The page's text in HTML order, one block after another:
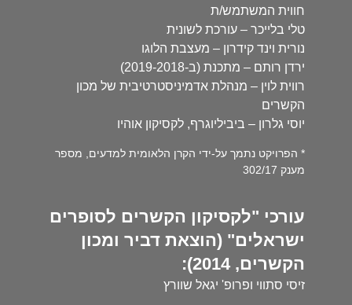
חווית המשתמש/ת
טלי בלייכר – עורכת לשונית
נורית וינד קידרון – מעצבת הלוגו
ירדן רותם – מתכנת (ב-2019-2018)
רווית לוין – מנהלת אדמיניסטרטיבית של מכון
הקשרים
יוסי גלרון – ביביליוגרף, לקסיקון אוהיו
* הפרויקט נתמך על-ידי הקרן הלאומית למדעים, מספר
מענק 302/17
עורכי "לקסיקון הקשרים לסופרים
ישראלים" (הוצאת דביר ומכון
הקשרים, 2014):
זיסי סתווי ופרופ' יגאל שוורץ